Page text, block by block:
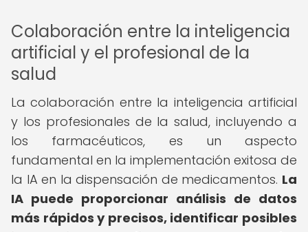
Colaboración entre la inteligencia
artificial y el profesional de la
salud
La colaboración entre la inteligencia artificial
y los profesionales de la salud, incluyendo a
los farmacéuticos, es un aspecto
fundamental en la implementación exitosa de
la IA en la dispensación de medicamentos. La
IA puede proporcionar análisis de datos
más rápidos y precisos, identificar posibles